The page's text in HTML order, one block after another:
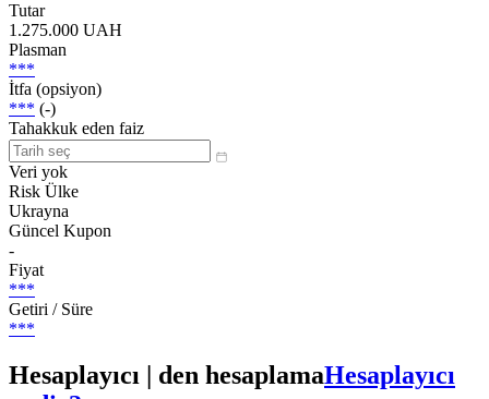
Tutar
1.275.000 UAH
Plasman
***
İtfa (opsiyon)
*** (-)
Tahakkuk eden faiz
Veri yok
Risk Ülke
Ukrayna
Güncel Kupon
-
Fiyat
***
Getiri / Süre
***
Hesaplayıcı | den hesaplamaHesaplayıcı